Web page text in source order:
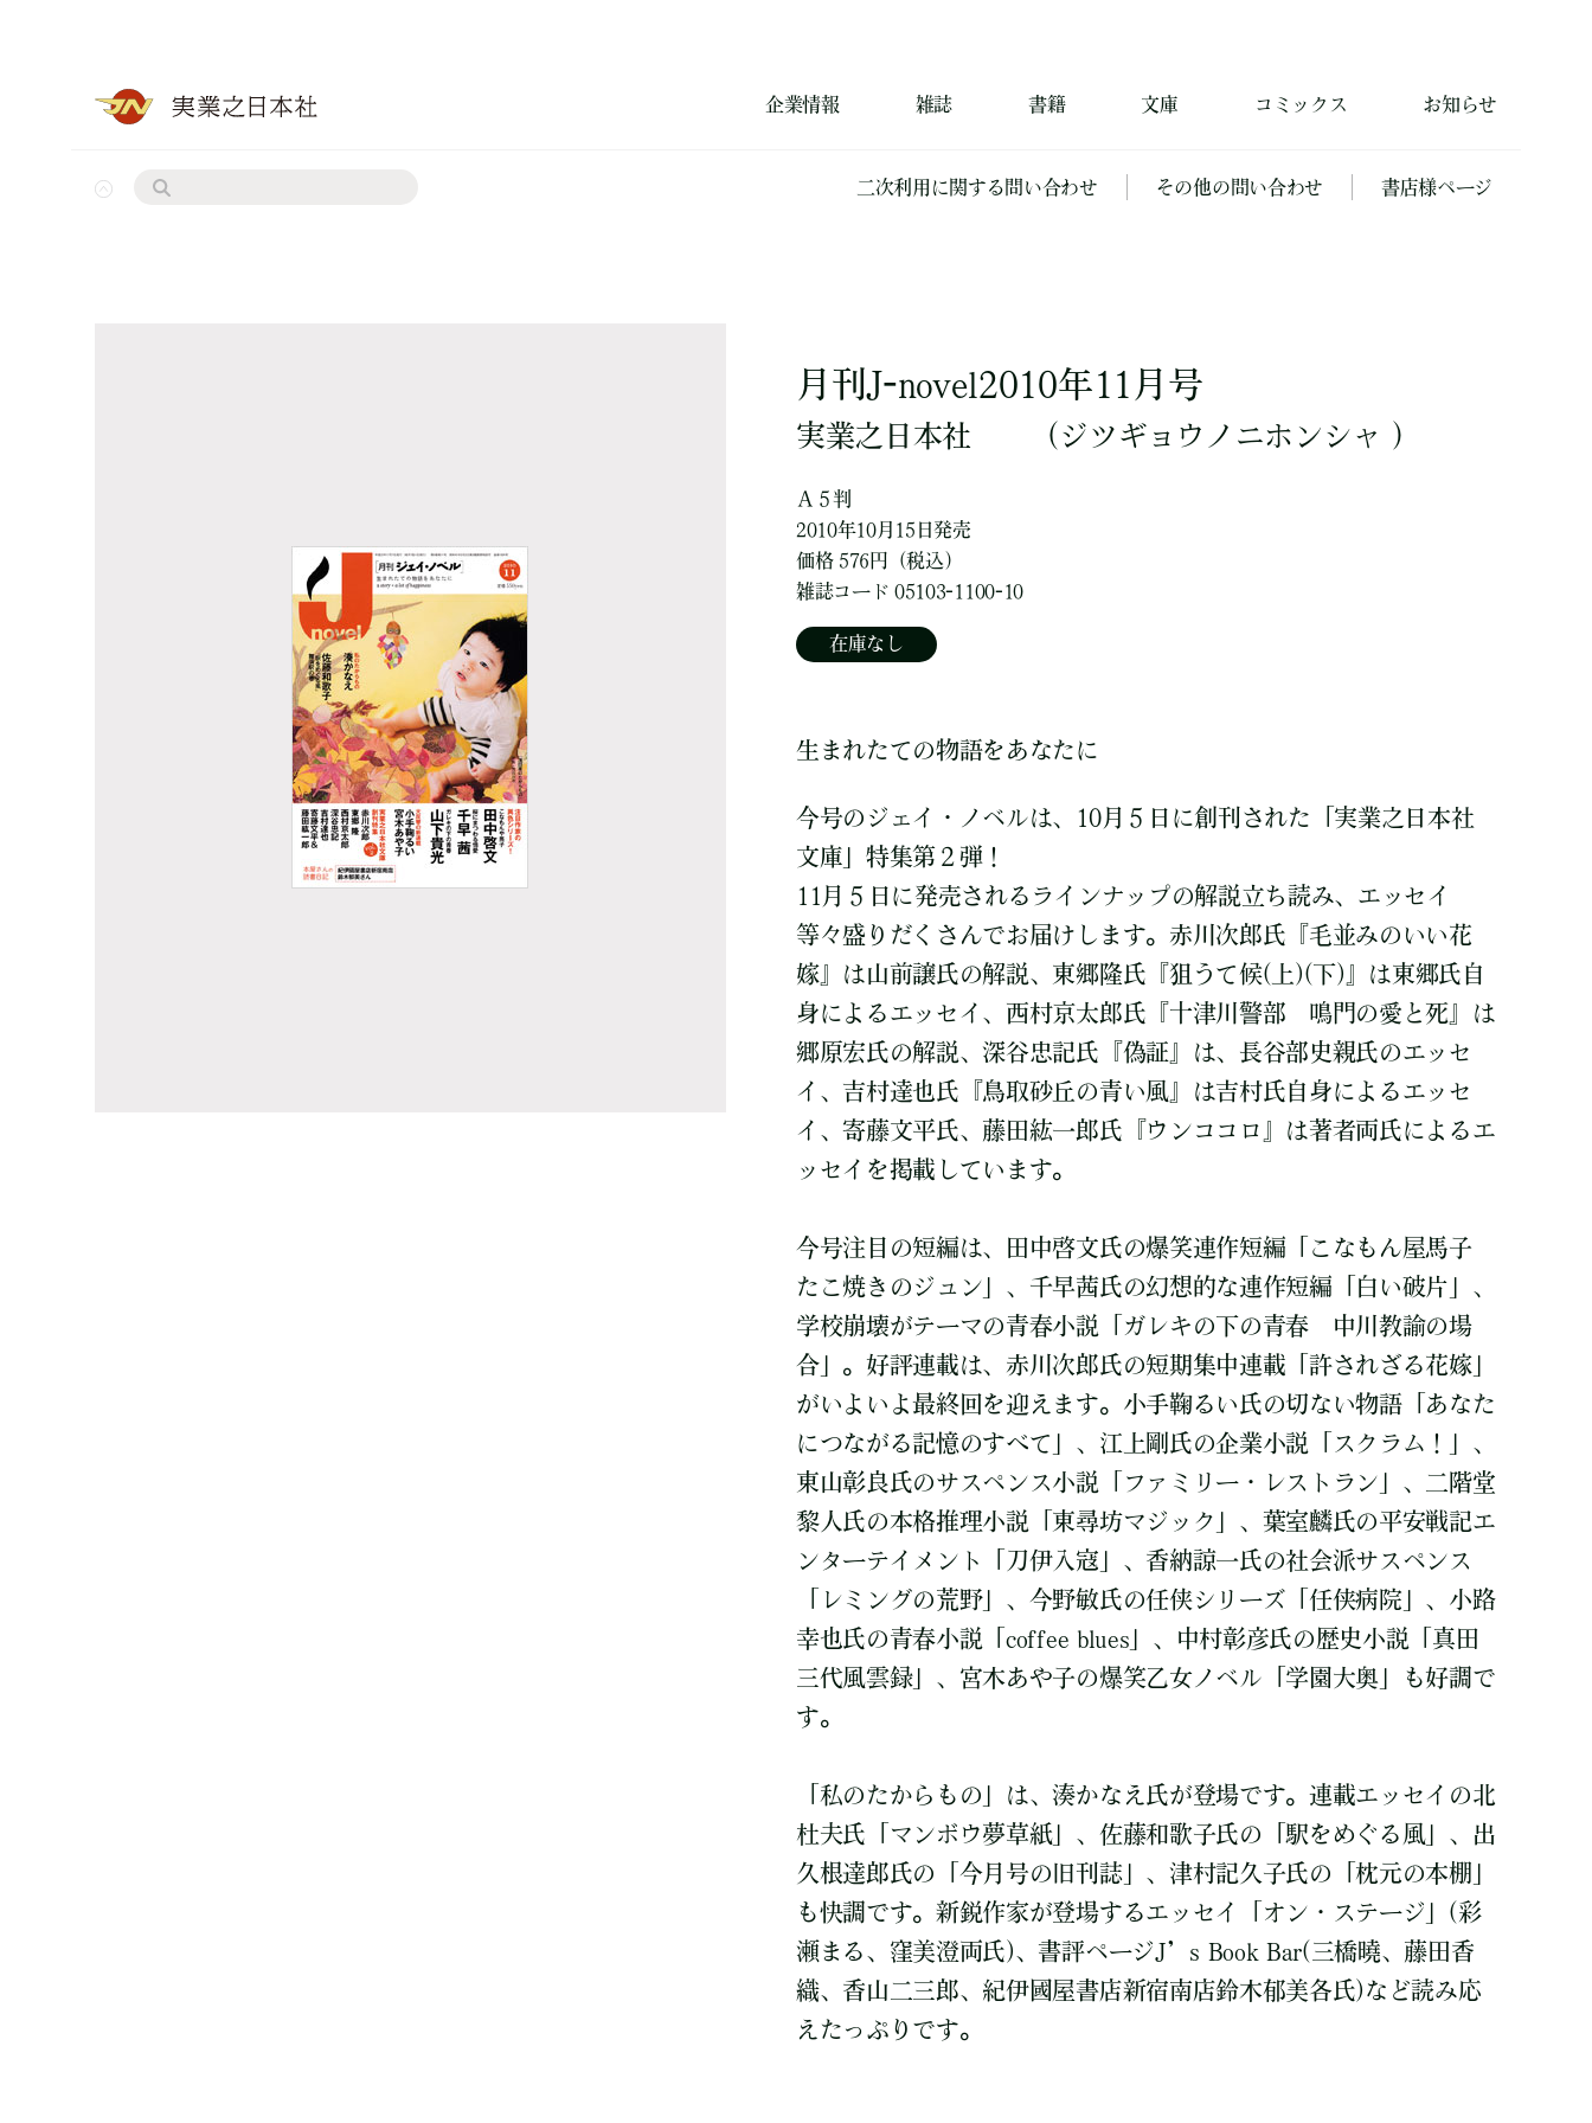
企業情報 雑誌 書籍 文庫 コミックス お知らせ
二次利用に関する問い合わせ その他の問い合わせ 書店様ページ
月刊J-novel2010年11月号
実業之日本社 （ジツギョウノニホンシャ ）
Ａ５判
2010年10月15日発売
価格 576円（税込）
雑誌コード 05103-1100-10
在庫なし
生まれたての物語をあなたに
今号のジェイ・ノベルは、10月５日に創刊された「実業之日本社
文庫」特集第２弾！
11月５日に発売されるラインナップの解説立ち読み、エッセイ
等々盛りだくさんでお届けします。赤川次郎氏『毛並みのいい花
嫁』は山前譲氏の解説、東郷隆氏『狙うて候(上)(下)』は東郷氏自
身によるエッセイ、西村京太郎氏『十津川警部 鳴門の愛と死』は
郷原宏氏の解説、深谷忠記氏『偽証』は、長谷部史親氏のエッセ
イ、吉村達也氏『鳥取砂丘の青い風』は吉村氏自身によるエッセ
イ、寄藤文平氏、藤田紘一郎氏『ウンココロ』は著者両氏によるエ
ッセイを掲載しています。
今号注目の短編は、田中啓文氏の爆笑連作短編「こなもん屋馬子
たこ焼きのジュン」、千早茜氏の幻想的な連作短編「白い破片」、
学校崩壊がテーマの青春小説「ガレキの下の青春 中川教諭の場
合」。好評連載は、赤川次郎氏の短期集中連載「許されざる花嫁」
がいよいよ最終回を迎えます。小手鞠るい氏の切ない物語「あなた
につながる記憶のすべて」、江上剛氏の企業小説「スクラム！」、
東山彰良氏のサスペンス小説「ファミリー・レストラン」、二階堂
黎人氏の本格推理小説「東尋坊マジック」、葉室麟氏の平安戦記エ
ンターテイメント「刀伊入寇」、香納諒一氏の社会派サスペンス
「レミングの荒野」、今野敏氏の任侠シリーズ「任侠病院」、小路
幸也氏の青春小説「coffee blues」、中村彰彦氏の歴史小説「真田
三代風雲録」、宮木あや子の爆笑乙女ノベル「学園大奥」も好調で
す。
「私のたからもの」は、湊かなえ氏が登場です。連載エッセイの北
杜夫氏「マンボウ夢草紙」、佐藤和歌子氏の「駅をめぐる風」、出
久根達郎氏の「今月号の旧刊誌」、津村記久子氏の「枕元の本棚」
も快調です。新鋭作家が登場するエッセイ「オン・ステージ」(彩
瀬まる、窪美澄両氏)、書評ページJ’s Book Bar(三橋曉、藤田香
織、香山二三郎、紀伊國屋書店新宿南店鈴木郁美各氏)など読み応
えたっぷりです。